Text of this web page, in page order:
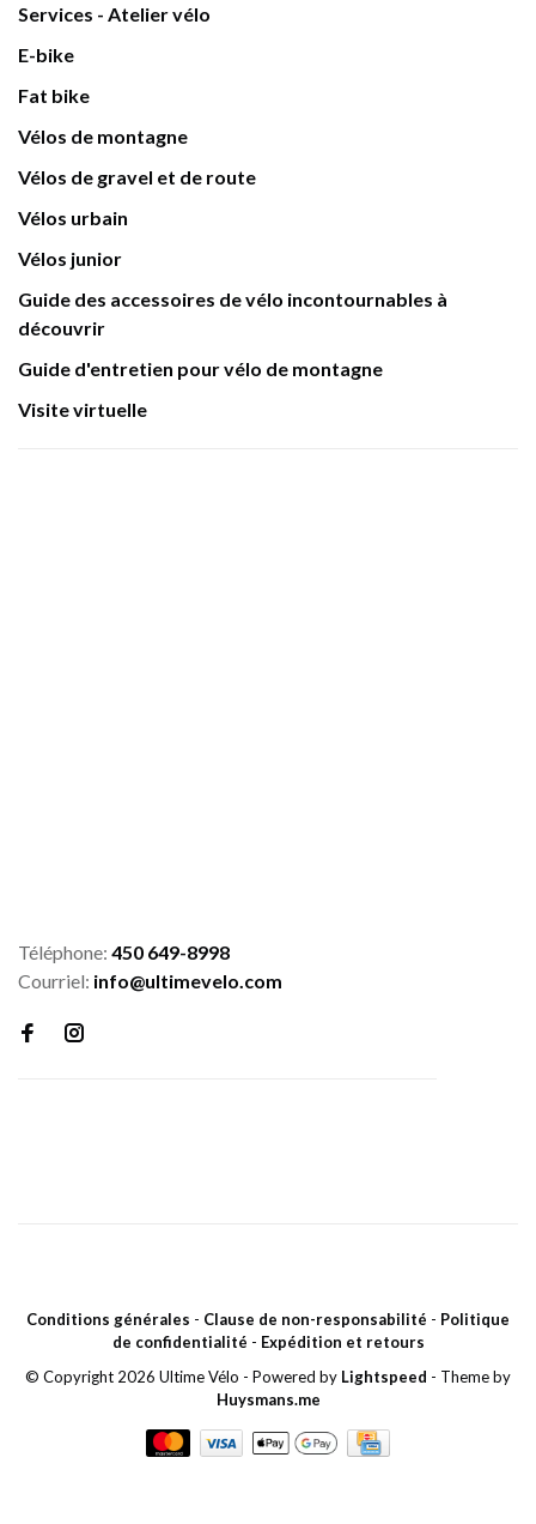
Services - Atelier vélo
E-bike
Fat bike
Vélos de montagne
Vélos de gravel et de route
Vélos urbain
Vélos junior
Guide des accessoires de vélo incontournables à
découvrir
Guide d'entretien pour vélo de montagne
Visite virtuelle
Téléphone: 450 649-8998
Courriel: info@ultimevelo.com
Conditions générales - Clause de non-responsabilité - Politique
de confidentialité - Expédition et retours
© Copyright 2026 Ultime Vélo - Powered by Lightspeed - Theme by
Huysmans.me